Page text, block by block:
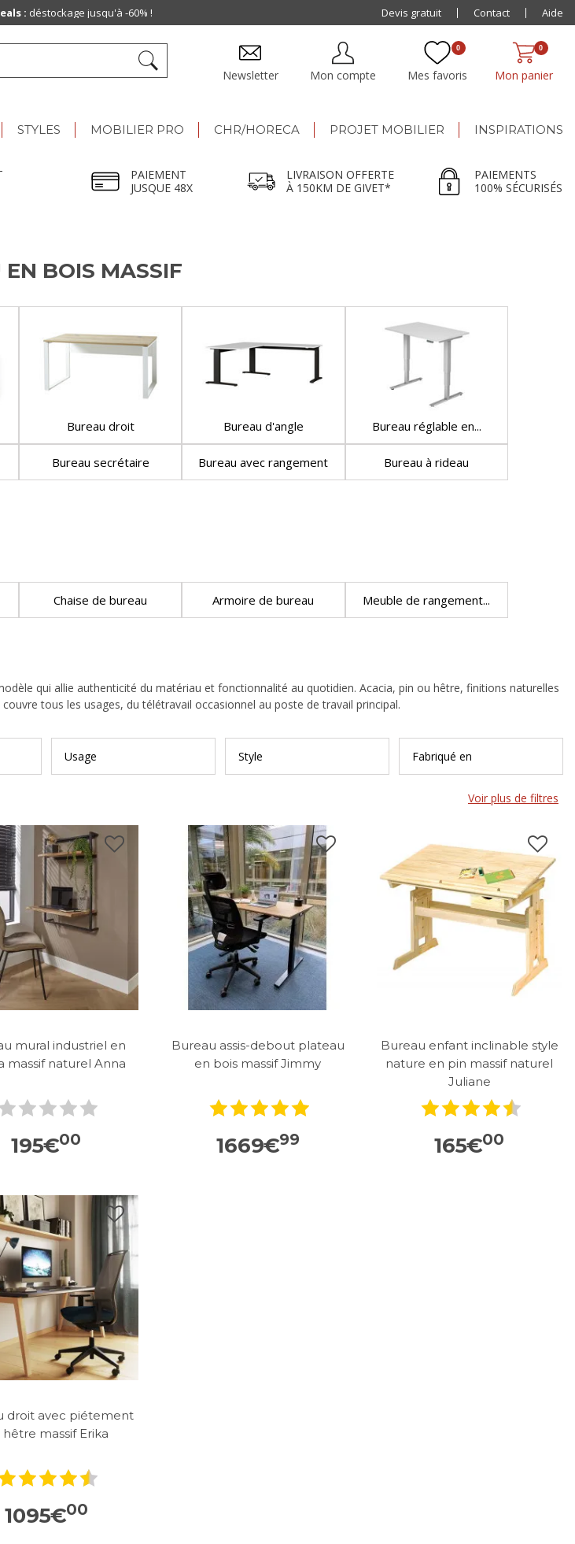
Mon panier
0
Mes favoris
0
Mon compte
Newsletter
STYLES MOBILIER PRO CHR/HORECA PROJET MOBILIER INSPIRATIONS
PAIEMENT
JUSQUE 48X
LIVRAISON OFFERTE
À 150KM DE GIVET*
PAIEMENTS
100% SÉCURISÉS
EN BOIS MASSIF
Bureau droit Bureau d'angle Bureau réglable en...
Bureau secrétaire Bureau avec rangement Bureau à rideau
Chaise de bureau Armoire de bureau Meuble de rangement...
qui allie authenticité du matériau et fonctionnalité au quotidien. Acacia, pin ou hêtre, finitions naturelles
tous les usages, du télétravail occasionnel au poste de travail principal.
Usage Style Fabriqué en
Voir plus de filtres
mural industriel en
massif naturel Anna
195€00
Bureau assis-debout plateau
en bois massif Jimmy
1669€99
Bureau enfant inclinable style
nature en pin massif naturel
Juliane
165€00
droit avec piétement
hêtre massif Erika
1095€00
: déstockage jusqu'à -60% ! Paiement jusqu'à48x
Devis gratuit Contact Aide